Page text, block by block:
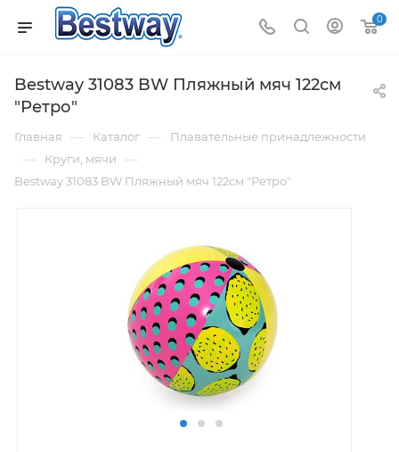
0
Bestway 31083 BW Пляжный мяч 122см
"Ретро"
Главная — Каталог — Плавательные принадлежности
— Круги, мячи —
Bestway 31083 BW Пляжный мяч 122см "Ретро"